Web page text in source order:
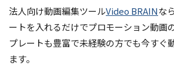
法人向け動画編集ツールVideo BRAINな
ートを入れるだけでプロモーション動画
プレートも豊富で未経験の方でも今すぐ
ます。